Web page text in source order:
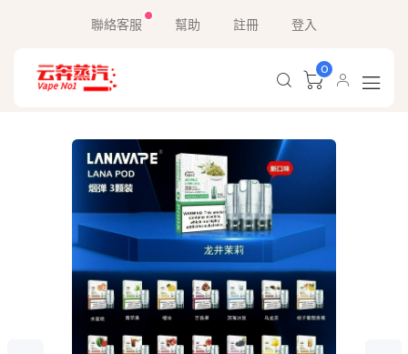
聯絡客服 幫助 註冊 登入
0